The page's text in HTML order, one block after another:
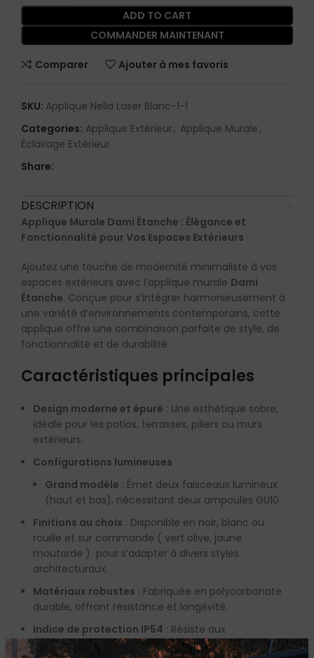
ADD TO CART
COMMANDER MAINTENANT
Comparer Ajouter à mes favoris
SKU: Applique Nella Laser Blanc-1-1
Categories: Applique Extérieur, Applique Murale,
Éclairage Extérieur
Share:
DESCRIPTION
Applique Murale Dami Étanche : Élégance et
Fonctionnalité pour Vos Espaces Extérieurs
Ajoutez une touche de modernité minimaliste à vos
espaces extérieurs avec l’applique murale Dami
Étanche. Conçue pour s’intégrer harmonieusement à
une variété d’environnements contemporains, cette
applique offre une combinaison parfaite de style, de
fonctionnalité et de durabilité.
Caractéristiques principales
Design moderne et épuré : Une esthétique sobre,
idéale pour les patios, terrasses, piliers ou murs
extérieurs.
Configurations lumineuses :
Grand modèle : Émet deux faisceaux lumineux
(haut et bas), nécessitant deux ampoules GU10.
Finitions au choix : Disponible en noir, blanc ou
rouille et sur commande ( vert olive, jaune
moutarde ) pour s’adapter à divers styles
architecturaux.
Matériaux robustes : Fabriquée en polycarbonate
durable, offrant résistance et longévité.
Indice de protection IP54 : Résiste aux
éclaboussures et à la poussière, idéale pour une